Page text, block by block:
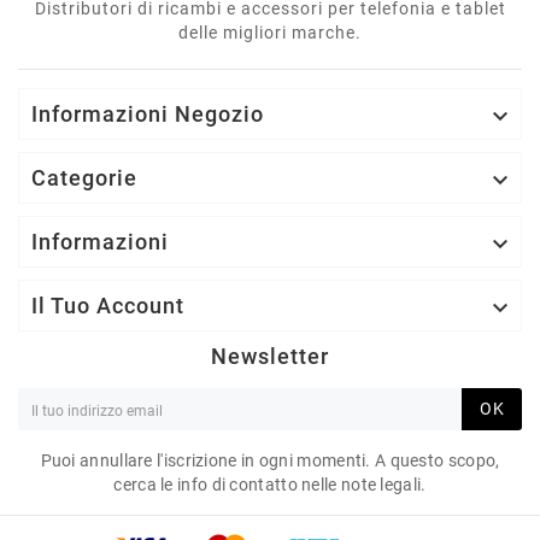
Distributori di ricambi e accessori per telefonia e tablet
delle migliori marche.
Informazioni Negozio 
Categorie 
Informazioni 
Il Tuo Account 
Newsletter
OK
Puoi annullare l'iscrizione in ogni momenti. A questo scopo,
cerca le info di contatto nelle note legali.